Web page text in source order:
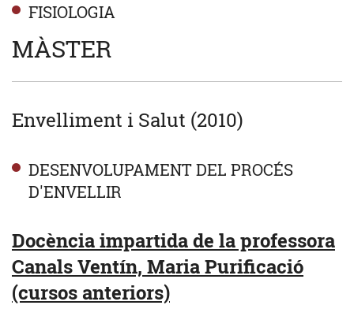
FISIOLOGIA
MÀSTER
Envelliment i Salut (2010)
DESENVOLUPAMENT DEL PROCÉS
D'ENVELLIR
Docència impartida de la professora
Canals Ventín, Maria Purificació
(cursos anteriors)